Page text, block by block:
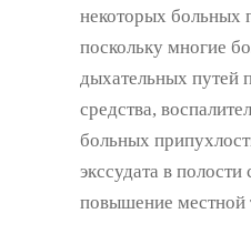
некоторых больных
поскольку многие
дыхательных путей
средства,
больных
экссудата в
повышение местной